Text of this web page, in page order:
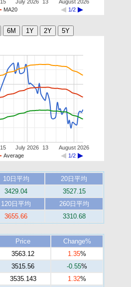
MA20 1/2
July 2026 August 2026
15 13
Average 1/2
July 2026 August 2026
15 13
10日平均
20日平均
3429.04
3527.15
120日平均
260日平均
3655.66 3310.68
Price
Change%
3563.12 1.35%
3515.56 -0.55%
3535.143 1.32%